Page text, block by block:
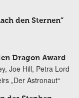
den Sternen“
Dragon Award
Joe Hill, Petra Lord
„Der Astronaut“